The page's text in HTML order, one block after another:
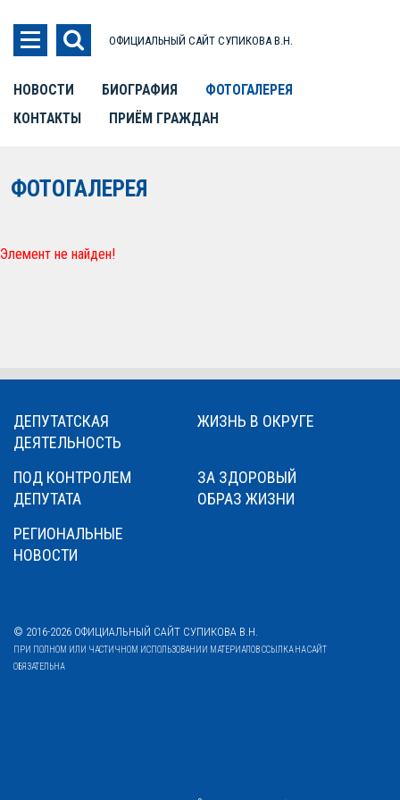
ОФИЦИАЛЬНЫЙ САЙТ СУПИКОВА В.Н.
НОВОСТИ БИОГРАФИЯ
ФОТОГАЛЕРЕЯ
КОНТАКТЫ
ПРИЁМ ГРАЖДАН
ФОТОГАЛЕРЕЯ
Элемент не найден!
ДЕПУТАТСКАЯ
ДЕЯТЕЛЬНОСТЬ
ЖИЗНЬ В ОКРУГЕ
ПОД КОНТРОЛЕМ
ДЕПУТАТА
ЗА ЗДОРОВЫЙ
ОБРАЗ ЖИЗНИ
РЕГИОНАЛЬНЫЕ
НОВОСТИ
© 2016-2026 ОФИЦИАЛЬНЫЙ САЙТ СУПИКОВА В.Н.
ПРИ ПОЛНОМ ИЛИ ЧАСТИЧНОМ ИСПОЛЬЗОВАНИИ МАТЕРИАЛОВ ССЫЛКА НА САЙТ
ОБЯЗАТЕЛЬНА